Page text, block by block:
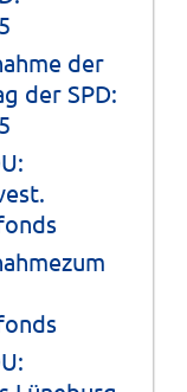
der
der SPD: